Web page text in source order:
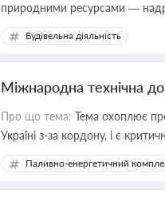
природними ресурсами —
Будівельна діяльність
Міжнародна технічна
Про що тема: Тема охоплює
Україні з-за кордону, і є
інфраструктурних проєктів
Паливно-енергетичний